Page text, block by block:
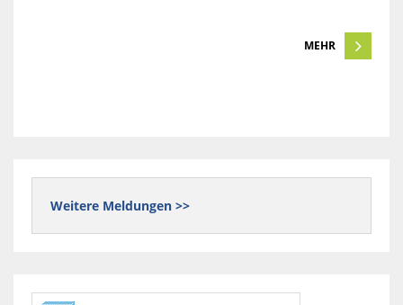
MEHR
Weitere Meldungen >>